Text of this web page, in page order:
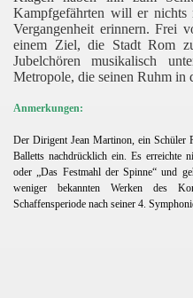
Kampfgefährten will er
Vergangenheit erinnern. Frei
einem Ziel, die Stadt Rom
Jubelchören musikalisch
Metropole, die seinen Ruhm in
Anmerkungen:
Der Dirigent Jean Martinon, ein Schüler
Balletts nachdrücklich ein. Es erreichte
oder „Das Festmahl der Spinne“ und
weniger bekannten Werken des
Schaffensperiode nach seiner 4.